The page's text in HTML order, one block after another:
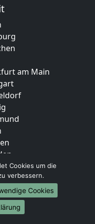
am Main
Cookies um die
verbessern.
Cookies